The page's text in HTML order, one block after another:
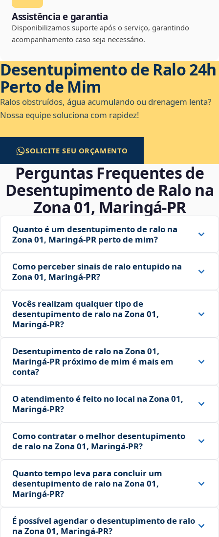
Assistência e garantia
Disponibilizamos suporte após o serviço, garantindo
acompanhamento caso seja necessário.
Desentupimento de Ralo 24h
Perto de Mim
Ralos obstruídos, água acumulando ou drenagem lenta?
Nossa equipe soluciona com rapidez!
SOLICITE SEU ORÇAMENTO
Perguntas Frequentes de
Desentupimento de Ralo na
Zona 01, Maringá‑PR
Quanto é um desentupimento de ralo na
Zona 01, Maringá‑PR perto de mim?
Como perceber sinais de ralo entupido na
Zona 01, Maringá‑PR?
Vocês realizam qualquer tipo de
desentupimento de ralo na Zona 01,
Maringá‑PR?
Desentupimento de ralo na Zona 01,
Maringá‑PR próximo de mim é mais em
conta?
O atendimento é feito no local na Zona 01,
Maringá‑PR?
Como contratar o melhor desentupimento
de ralo na Zona 01, Maringá‑PR?
Quanto tempo leva para concluir um
desentupimento de ralo na Zona 01,
Maringá‑PR?
É possível agendar o desentupimento de ralo
na Zona 01, Maringá‑PR?